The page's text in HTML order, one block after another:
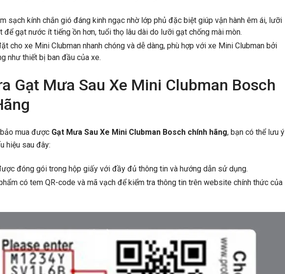
sạch kính chắn gió đáng kinh ngạc nhờ lớp phủ đặc biệt giúp vận hành êm ái, lưỡi
để gạt nước ít tiếng ồn hơn, tuổi thọ lâu dài do lưỡi gạt chống mài mòn.
cho xe Mini Clubman nhanh chóng và dễ dàng, phù hợp với xe Mini Clubman bởi
như thiết bị ban đầu của xe.
Gạt Mưa Sau Xe Mini Clubman Bosch
mua được Gạt Mưa Sau Xe Mini Clubman Bosch chính hãng, bạn có thể lưu ý
hiệu sau đây:
đóng gói trong hộp giấy với đầy đủ thông tin và hướng dẫn sử dụng.
có tem QR-code và mã vạch để kiểm tra thông tin trên website chính thức của